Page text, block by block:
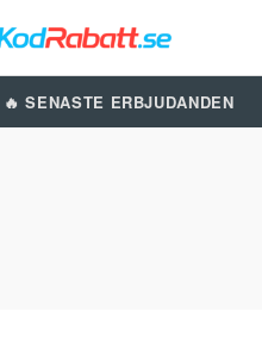
🔥 SENASTE ERBJUDANDEN